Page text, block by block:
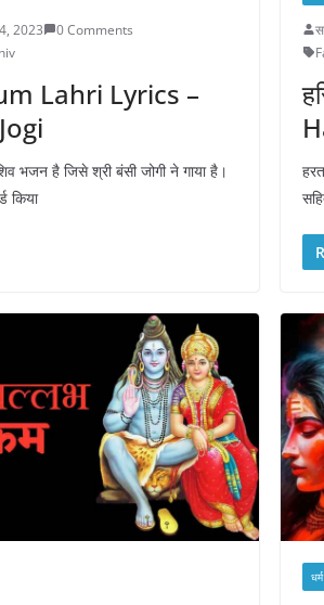
2023
0 Comments
Lahri Lyrics –
भजन है जिसे श्री बंसी जोगी ने गाया है।
किया
धर्म